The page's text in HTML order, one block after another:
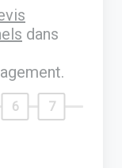
dans
6 7